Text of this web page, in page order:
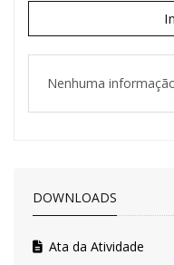
Nenhuma
DOWNLOADS
Ata da Atividade